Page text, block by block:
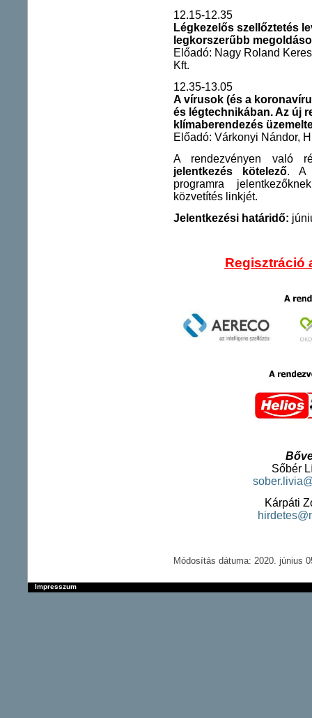
12.15-12.35
Légkezelős szellőztetés
legkorszerűbb
Előadó: Nagy Roland
Kft.
12.35-13.05
A vírusok (és a
és légtechnikában. Az új
klímaberendezés
Előadó: Várkonyi Nándor,
A rendezvényen való
jelentkezés kötelező. A
programra
közvetítés linkjét.
Jelentkezési határidő:
Regisztráció
Sőbér
Kárpáti
Módosítás dátuma: 2020. június
Impresszum